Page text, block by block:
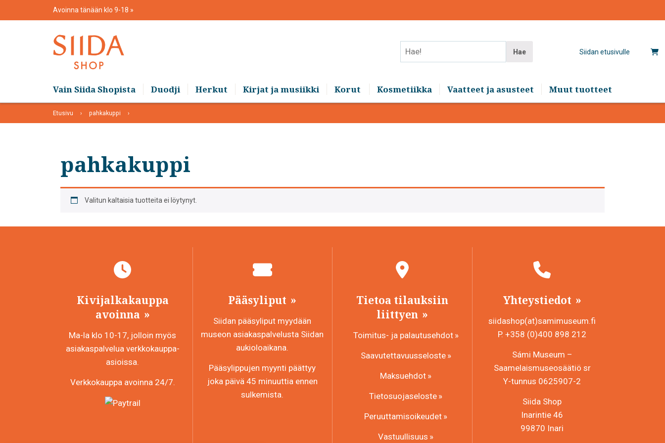
Avoinna tänään klo 9-18
Siidan etusivulle
Hae
Vain Siida Shopista Duodji Herkut Kirjat ja musiikki Korut Kosmetiikka Vaatteet ja asusteet Muut tuotteet
Etusivu pahkakuppi
pahkakuppi
Valitun kaltaisia tuotteita ei löytynyt.
Kivijalkakauppa
avoinna
Ma-la klo 10-17, jolloin myös
asiakaspalvelua verkkokauppa-
asioissa.
Verkkokauppa avoinna 24/7.
Pääsyliput
Siidan pääsyliput myydään
museon asiakaspalvelusta Siidan
aukioloaikana.
Pääsylippujen myynti päättyy
joka päivä 45 minuuttia ennen
sulkemista.
Tietoa tilauksiin
liittyen
Toimitus- ja palautusehdot
Saavutettavuusseloste
Maksuehdot
Tietosuojaseloste
Peruuttamisoikeudet
Vastuullisuus
Yhteystiedot
siidashop(at)samimuseum.fi
P. +358 (0)400 898 212
Sámi Museum –
Saamelaismuseosäätiö sr
Y-tunnus 0625907-2
Siida Shop
Inarintie 46
99870 Inari